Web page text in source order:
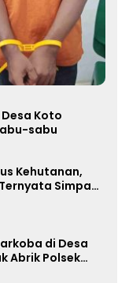
Koto
sabu
Kehutanan,
Simpan
di Desa
Abrik Polsek